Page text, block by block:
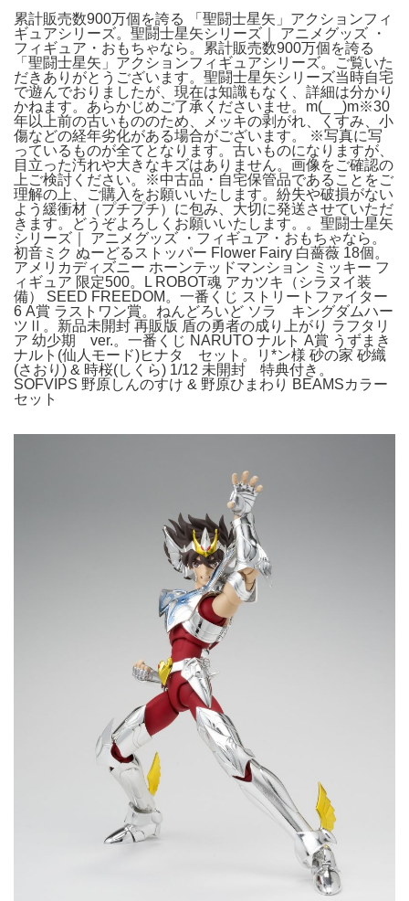
累計販売数900万個を誇る 「聖闘士星矢」アクションフィ
ギュアシリーズ。聖闘士星矢シリーズ｜ アニメグッズ ・
フィギュア・おもちゃなら。累計販売数900万個を誇る
「聖闘士星矢」アクションフィギュアシリーズ。ご覧いた
だきありがとうございます。聖闘士星矢シリーズ当時自宅
で遊んでおりましたが、現在は知識もなく、詳細は分かり
かねます。あらかじめご了承くださいませ。m(_ _)m※30
年以上前の古いもののため、メッキの剥がれ、くすみ、小
傷などの経年劣化がある場合がございます。 ※写真に写
っているものが全てとなります。古いものになりますが、
目立った汚れや大きなキズはありません。画像をご確認の
上ご検討ください。※中古品・自宅保管品であることをご
理解の上、ご購入をお願いいたします。紛失や破損がない
よう緩衝材（プチプチ）に包み、大切に発送させていただ
きます。どうぞよろしくお願いいたします。。聖闘士星矢
シリーズ｜ アニメグッズ ・フィギュア・おもちゃなら。
初音ミク ぬーどるストッパー Flower Fairy 白薔薇 18個。
アメリカディズニー ホーンテッドマンション ミッキー フ
ィギュア 限定500。L ROBOT魂 アカツキ（シラヌイ装
備） SEED FREEDOM。一番くじ ストリートファイター
6 A賞 ラストワン賞。ねんどろいど ソラ キングダムハー
ツⅡ。新品未開封 再販版 盾の勇者の成り上がり ラフタリ
ア 幼少期 ver.。一番くじ NARUTO ナルト A賞 うずまき
ナルト(仙人モード)ヒナタ セット。リ*ン様 砂の家 砂織
(さおり) & 時桜(しくら) 1/12 未開封 特典付き。
SOFVIPS 野原しんのすけ & 野原ひまわり BEAMSカラー
セット